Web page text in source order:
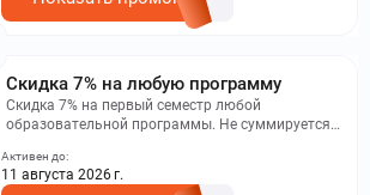
Скидка 7% на любую программу
Скидка 7% на первый семестр любой
образовательной программы. Не суммируется с
на сайте.
Активен до:
11 августа 2026 г.